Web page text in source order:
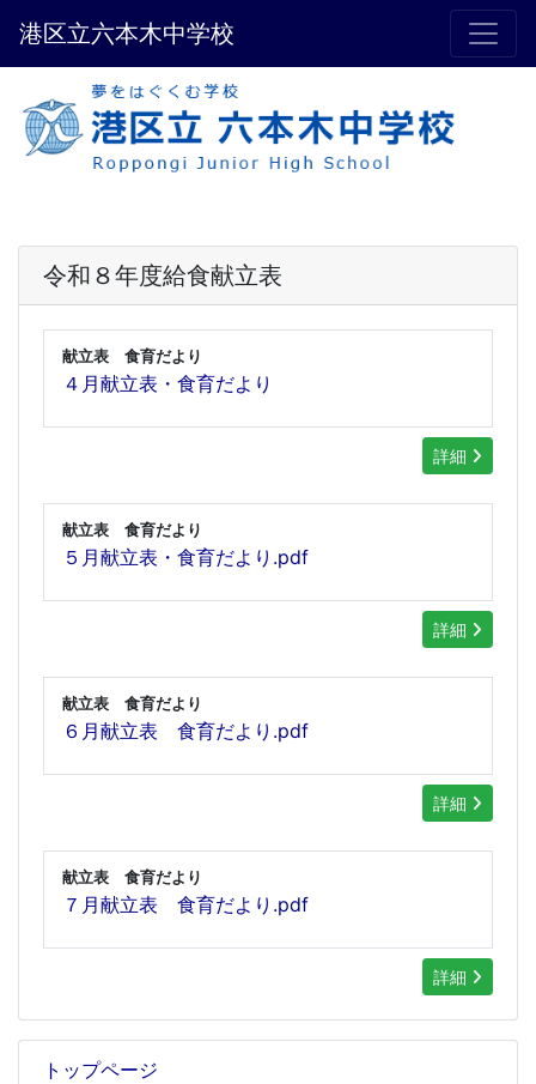
港区立六本木中学校
トップページ
令和８年度給食献立表
献立表 食育だより
４月献立表・食育だより
詳細
献立表 食育だより
５月献立表・食育だより.pdf
詳細
献立表 食育だより
６月献立表 食育だより.pdf
詳細
献立表 食育だより
７月献立表 食育だより.pdf
詳細